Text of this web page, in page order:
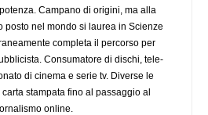
Campano di origini, ma alla
posto nel mondo si laurea in Scienze
completa il percorso per
Consumatore di dischi, tele-
di cinema e serie tv. Diverse le
stampata fino al passaggio al
online.